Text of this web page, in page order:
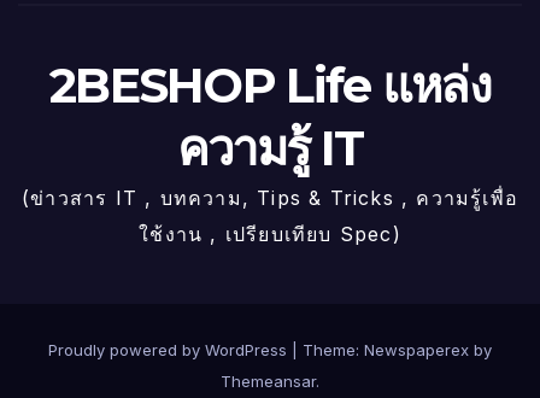
2BESHOP Life แหล่ง
ความรู้ IT
(ข่าวสาร IT , บทความ, Tips & Tricks , ความรู้เพื่อ
ใช้งาน , เปรียบเทียบ Spec)
Proudly powered by WordPress
Theme: Newspaperex by
Themeansar.